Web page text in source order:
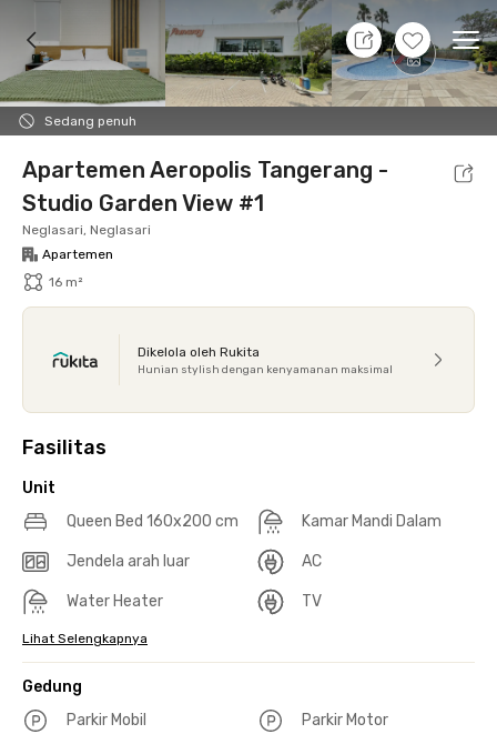
+11
Sedang penuh
8 Agt 26 - Belum tahu
Foto Fasilitas bersama Lokasi Aturan
Apartemen Aeropolis Tangerang -
Studio Garden View #1
Neglasari, Neglasari
Apartemen
16 m²
Dikelola oleh Rukita
Hunian stylish dengan kenyamanan maksimal
Fasilitas
Unit
Queen Bed 160x200 cm
Kamar Mandi Dalam
Jendela arah luar AC
Water Heater TV
Lihat Selengkapnya
Gedung
Parkir Mobil
Parkir Motor